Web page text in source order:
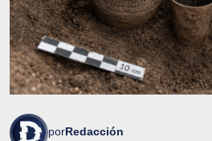
porRedacción